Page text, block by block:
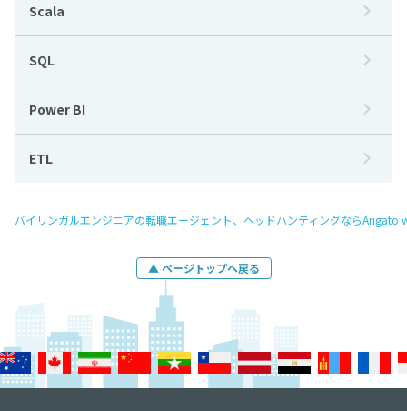
Scala
SQL
Power BI
ETL
バイリンガルエンジニアの転職エージェント、ヘッドハンティングならArigato
▲ ページトップへ戻る